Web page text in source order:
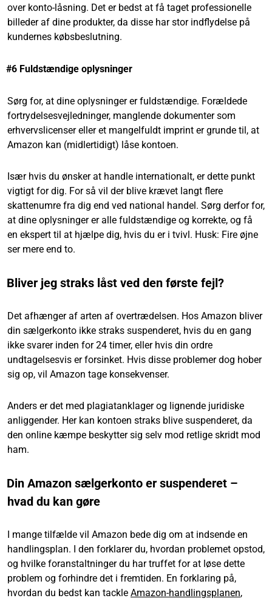
over konto-låsning. Det er bedst at få taget professionelle
billeder af dine produkter, da disse har stor indflydelse på
kundernes købsbeslutning.
#6 Fuldstændige oplysninger
Sørg for, at dine oplysninger er fuldstændige. Forældede
fortrydelsesvejledninger, manglende dokumenter som
erhvervslicenser eller et mangelfuldt imprint er grunde til, at
Amazon kan (midlertidigt) låse kontoen.
Især hvis du ønsker at handle internationalt, er dette punkt
vigtigt for dig. For så vil der blive krævet langt flere
skattenumre fra dig end ved national handel. Sørg derfor for,
at dine oplysninger er alle fuldstændige og korrekte, og få
en ekspert til at hjælpe dig, hvis du er i tvivl. Husk: Fire øjne
ser mere end to.
Bliver jeg straks låst ved den første fejl?
Det afhænger af arten af overtrædelsen. Hos Amazon bliver
din sælgerkonto ikke straks suspenderet, hvis du en gang
ikke svarer inden for 24 timer, eller hvis din ordre
undtagelsesvis er forsinket. Hvis disse problemer dog hober
sig op, vil Amazon tage konsekvenser.
Anders er det med plagiatanklager og lignende juridiske
anliggender. Her kan kontoen straks blive suspenderet, da
den online kæmpe beskytter sig selv mod retlige skridt mod
ham.
Din Amazon sælgerkonto er suspenderet –
hvad du kan gøre
I mange tilfælde vil Amazon bede dig om at indsende en
handlingsplan. I den forklarer du, hvordan problemet opstod,
og hvilke foranstaltninger du har truffet for at løse dette
problem og forhindre det i fremtiden. En forklaring på,
hvordan du bedst kan tackle Amazon-handlingsplanen,